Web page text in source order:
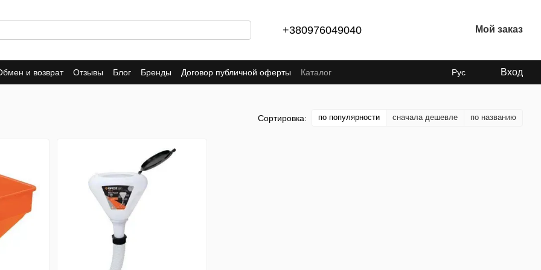
+380976049040 Мой заказ
и возврат Отзывы Блог Бренды Договор публичной оферты Каталог Рус Вход
Сортировка: по популярности сначала дешевле по названию